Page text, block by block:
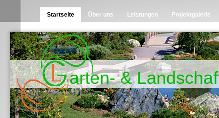
Startseite Über uns Leistungen Projektgalerie
arten- &